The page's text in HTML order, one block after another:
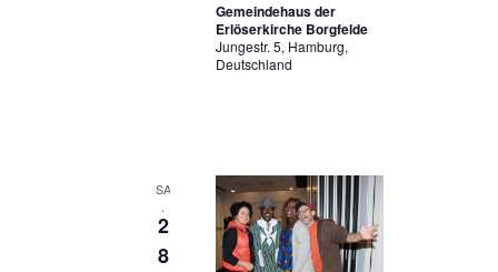
Gemeindehaus der
Erlöserkirche Borgfelde
Jungestr. 5, Hamburg,
Deutschland
SA
.
2
8